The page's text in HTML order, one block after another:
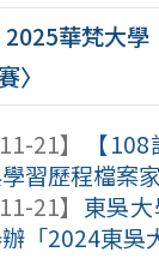
2025華梵大學
〉
21】
【
習歷程檔案
21】 東吳
「2024東吳